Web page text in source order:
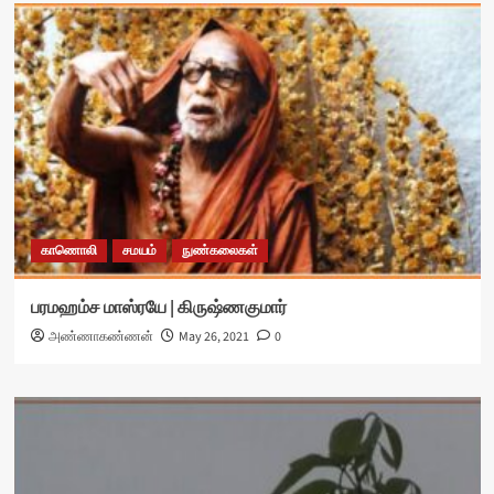
காணொலி சமயம் நுண்கலைகள்
பரமஹம்ச மாஸ்ரயே | கிருஷ்ணகுமார்
அண்ணாகண்ணன் May 26, 2021 0